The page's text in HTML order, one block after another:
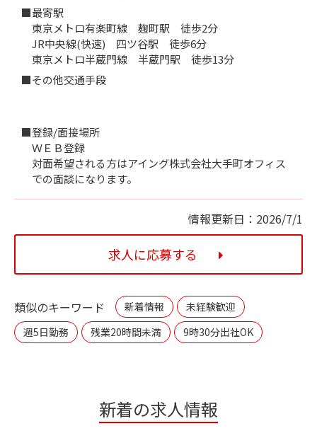
■最寄駅
東京メトロ有楽町線 麹町駅 徒歩2分
JR中央線(快速) 四ツ谷駅 徒歩6分
東京メトロ半蔵門線 半蔵門駅 徒歩13分
■その他交通手段
■登録/面接場所
ＷＥＢ登録
対面希望される方はアイング株式会社大手町オフィス
での面談になります。
情報更新日：2026/7/1
求人に応募する
類似のキーワード 新着情報
未経験歓迎
週5日勤務
残業20時間未満 9時30分出社OK
新着の求人情報